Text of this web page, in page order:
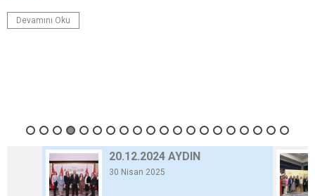
Devamını Oku
20.12.2024 AYDIN
30 Nisan 2025